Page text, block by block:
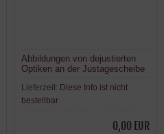
Abbildungen von dejustierten
Optiken an der Justagescheibe
Lieferzeit: Diese Info ist nicht
bestellbar
0,00 EUR